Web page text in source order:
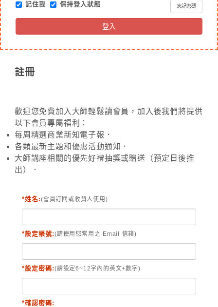
記住我 保持登入狀態 忘記密碼
登入
註冊
歡迎您免費加入大師輕鬆讀會員，加入後我們將提供
以下會員專屬福利：
每周精選商業新知電子報．
各類最新主題和優惠活動通知．
大師講座相關的優先好禮抽獎或贈送（預定日後推
出）．
*姓名:(會員訂閱或收貨人使用)
*設定帳號:(請使用您常用之 Email 信箱)
*設定密碼:(請設定6~12字內的英文+數字)
*確認密碼: